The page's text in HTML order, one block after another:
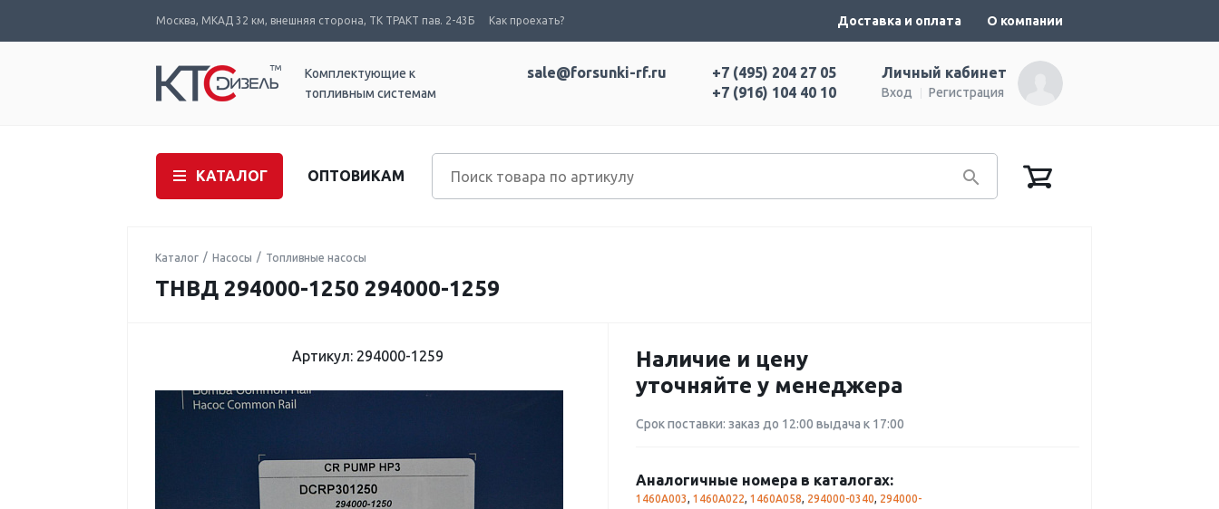
Москва, МКАД 32 км, внешняя сторона, ТК ТРАКТ пав. 2-43Б Как проехать? Доставка и оплата О компании
Комплектующие к
топливным системам
Личный кабинет
Вход Регистрация
+7 (495) 204 27 05
+7 (916) 104 40 10
sale@forsunki-rf.ru
КАТАЛОГ ОПТОВИКАМ
Каталог Насосы Топливные насосы
ТНВД 294000-1250 294000-1259
Артикул: 294000-1259
Наличие и цену
уточняйте у менеджера
Срок поставки: заказ до 12:00 выдача к 17:00
Аналогичные номера в каталогах:
1460A003, 1460A022, 1460A058, 294000-0340, 294000-